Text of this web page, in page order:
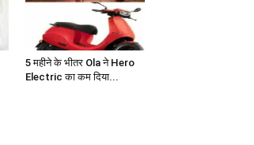
5 महीने के भीतर Ola ने Hero
Electric का कम दिया...